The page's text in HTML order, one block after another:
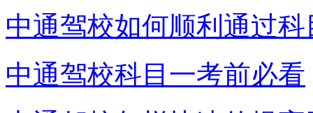
中通驾校如何顺利通过
中通驾校科目一考前必看